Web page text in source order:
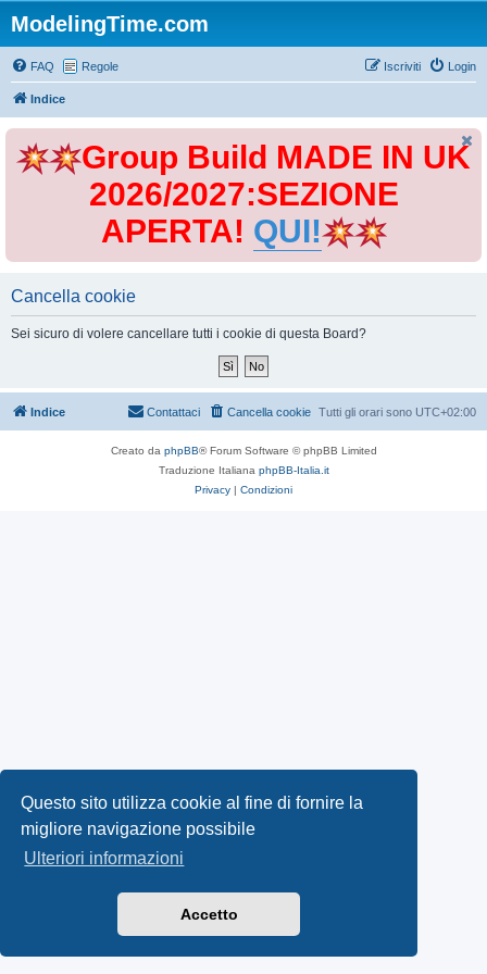
Questo sito utilizza cookie al fine di fornire la
migliore navigazione possibile
Ulteriori informazioni
Accetto
ModelingTime.com
FAQ Regole Login
Iscriviti
Indice
Group Build MADE IN UK
2026/2027:SEZIONE
APERTA! QUI!
Cancella cookie
Sei sicuro di volere cancellare tutti i cookie di questa Board?
Indice Tutti gli orari sono UTC+02:00
Cancella cookie
Contattaci
Creato da phpBB® Forum Software © phpBB Limited
Traduzione Italiana phpBB-Italia.it
Privacy | Condizioni